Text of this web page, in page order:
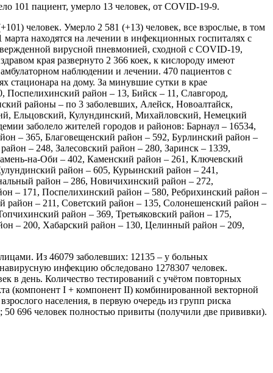
101 пациент, умерло 13 человек, от COVID-19-9.
человек. Умерло 2 581 (+13) человек, все взрослые, в том
находятся на лечении в инфекционных госпиталях с
вирусной пневмонией, сходной с COVID-19,
края развернуто 2 366 коек, к кислороду имеют
наблюдении и лечении. 470 пациентов с
стационара на дому. За минувшие сутки в крае
Поспелихинский район – 13, Бийск – 11, Славгород,
районы – по 3 заболевших, Алейск, Новоалтайск,
Ельцовский, Кулундинский, Михайловский, Немецкий
заболело жителей городов и районов: Барнаул – 16534,
– 365, Благовещенский район – 592, Бурлинский район –
– 248, Залесовский район – 280, Заринск – 1339,
на-Оби – 402, Каменский район – 261, Ключевский
район – 605, Курьинский район – 241,
район – 286, Новичихинский район – 272,
– 171, Поспелихинский район – 580, Ребрихинский район –
район – 211, Советский район – 135, Солонешенский район –
район – 369, Третьяковский район – 175,
– 200, Хабарский район – 130, Целинный район – 209,
Из 46079 заболевших: 12135 – у больных
инфекцию обследовано 1278307 человек.
в день. Количество тестирований с учётом повторных
(компонент I + компонент II) комбинированной векторной
населения, в первую очередь из групп риска
50 696 человек полностью привиты (получили две прививки).